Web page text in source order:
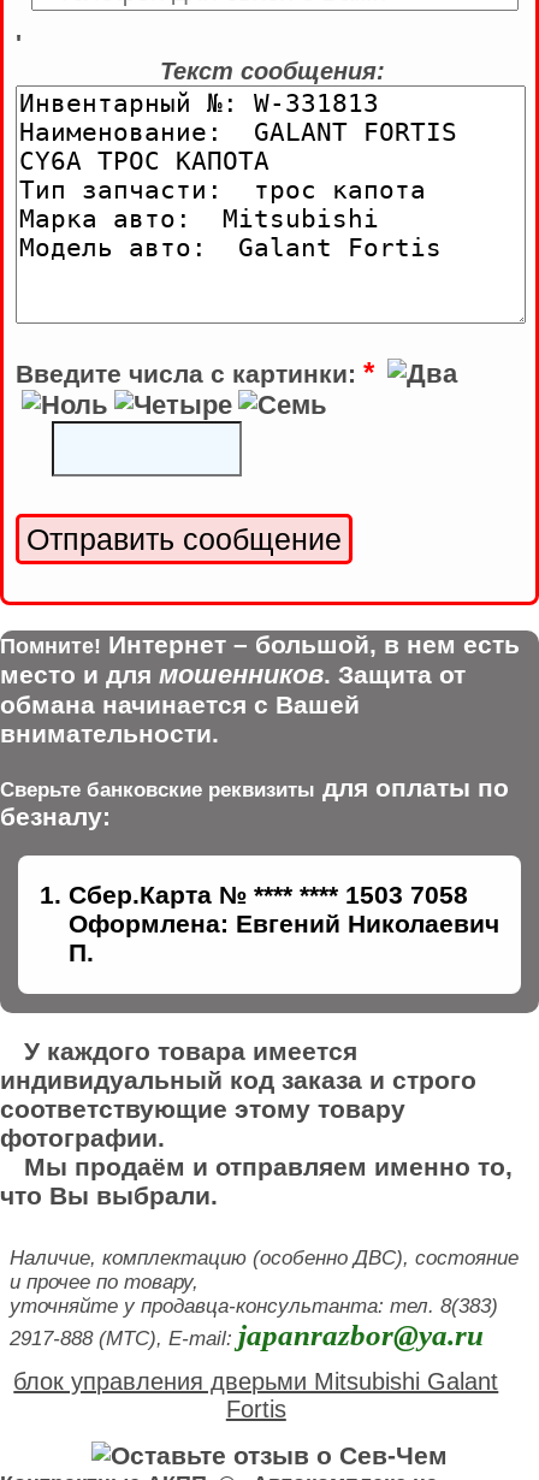
'
Текст сообщения:
Введите числа с картинки: *
Помните! Интернет – большой, в нем есть
место и для мошенников. Защита от
обмана начинается с Вашей
внимательности.
Сверьте банковские реквизиты для оплаты по
безналу:
Сбер.Карта № **** **** 1503 7058
Оформлена: Евгений Николаевич
П.
У каждого товара имеется
индивидуальный код заказа и строго
соответствующие этому товару
фотографии.
Мы продаём и отправляем именно то,
что Вы выбрали.
Наличие, комплектацию (особенно ДВС), состояние
и прочее по товару,
уточняйте у продавца-консультанта: тел. 8(383)
2917-888 (МТС), E-mail: japanrazbor@ya.ru
блок управления дверьми Mitsubishi Galant
Fortis